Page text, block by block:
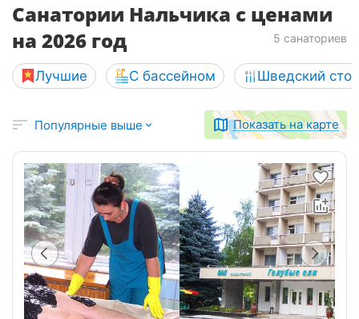
Санатории Нальчика с ценами
на 2026 год
5 санаториев
Лучшие С бассейном Шведский стол
Популярные выше Показать на карте